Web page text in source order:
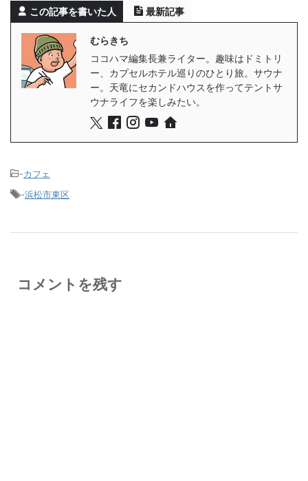
この記事を書いた人 最新記事
むらきち
ココハマ編集長兼ライター。趣味はドミトリ
ー、カプセルホテル巡りのひとり旅。サウナ
ー。天竜にセカンドハウスを作ってテントサ
ウナライフを楽しみたい。
-カフェ
-浜松市東区
コメントを残す